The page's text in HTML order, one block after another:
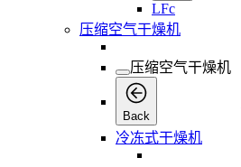
LFc
压缩空气干燥机
压缩空气干燥机
Back
冷冻式干燥机